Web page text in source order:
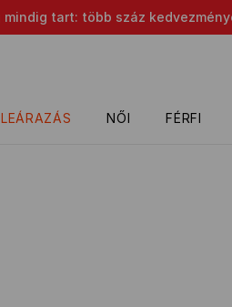
mindig tart: több száz
LEÁRAZÁS NŐI FÉRFI